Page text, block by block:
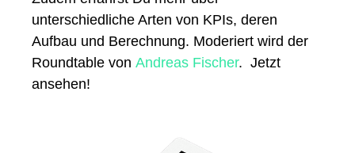
unterschiedliche Arten von KPIs, deren
Aufbau und Berechnung. Moderiert wird der
Roundtable von Andreas Fischer. Jetzt
ansehen!